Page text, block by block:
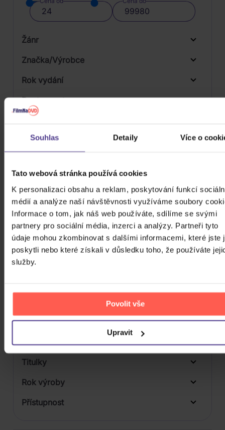
Souhlas Detaily Více o
Tato webová stránka používá cookies
K personalizaci obsahu a reklam, poskytování funkcí
médií a analýze naší návštěvnosti využíváme soubory
Informace o tom, jak náš web používáte, sdílíme se svými
partnery pro sociální média, inzerci a analýzy. Partneři tyto
údaje mohou zkombinovat s dalšími informacemi, které jste
poskytli nebo které získali v důsledku toho, že používáte
služby.
Povolit vše
Upravit
Žánr
Značka/Výrobce
Rok vydání
Od Do
Dostupnost
CD
3D
Počet DVD
Počet BD
Počet vinyl
Počet KiT
Počet Platform Album
Zvuk
Titulky
Rok výroby
Přístupnost